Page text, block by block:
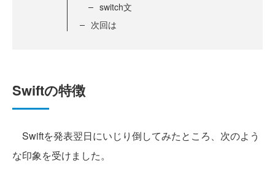
switch文
次回は
Swiftの特徴
Swiftを発表翌日にいじり倒してみたところ、次のよう
な印象を受けました。